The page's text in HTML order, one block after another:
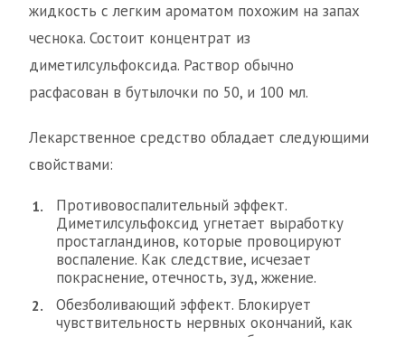
жидкость с легким ароматом похожим на запах
чеснока. Состоит концентрат из
диметилсульфоксида. Раствор обычно
расфасован в бутылочки по 50, и 100 мл.
Лекарственное средство обладает следующими
свойствами:
Противовоспалительный эффект.
Диметилсульфоксид угнетает выработку
простагландинов, которые провоцируют
воспаление. Как следствие, исчезает
покраснение, отечность, зуд, жжение.
Обезболивающий эффект. Блокирует
чувствительность нервных окончаний, как